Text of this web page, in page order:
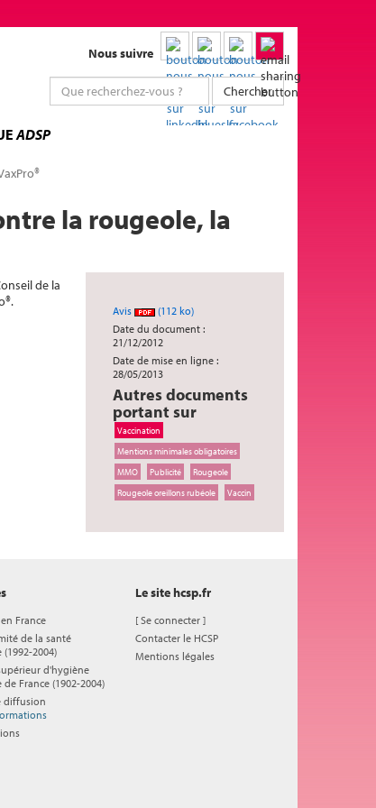
Nous suivre
Chercher
ADSP
la rougeole, la
Avis
(112 ko)
Date du document :
21/12/2012
Date de mise en ligne :
28/05/2013
Autres documents
portant sur
Vaccination
Mentions minimales obligatoires
MMO
Publicité
Rougeole
Rougeole oreillons rubéole
Vaccin
de la
France
de la santé
2004)
d'hygiène
France (1902-2004)
diffusion
Le site hcsp.fr
[Se connecter ]
Contacter le HCSP
Mentions légales